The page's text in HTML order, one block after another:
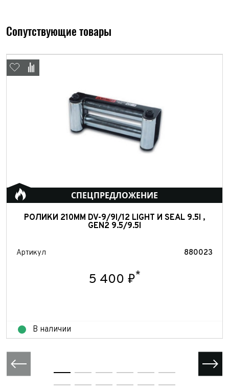
Сопутствующие товары
СПЕЦПРЕДЛОЖЕНИЕ
РОЛИКИ 210ММ DV-9/9I/12 LIGHT И SEAL 9.5I ,
GEN2 9.5/9.5I
Артикул 880023
5 400 ₽*
В наличии
Отправить